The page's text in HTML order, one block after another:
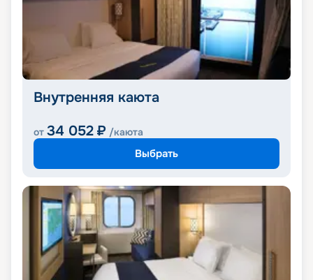
Внутренняя каюта
от 34 052 ₽ /каюта
Выбрать